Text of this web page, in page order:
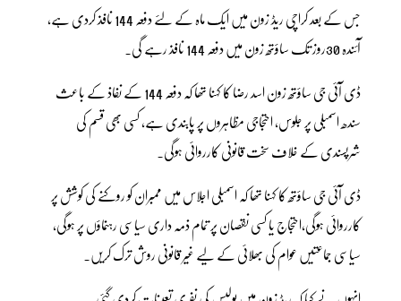
جس کے بعد کراچی ریڈ زون میں ایک ماہ کے لئے دفعہ 144 نافذ کردی ہے،
آئندہ 30روز تک ساؤتھ زون میں دفعہ 144 نافذ رہے گی۔
ڈی آئی جی ساؤتھ زون اسد رضا کا کہنا تھا کہ دفعہ 144 کے نفاذ کے باعث
سندھ اسمبلی پر جلوس، احتجاجی مظاہروں پر پابندی ہے، کسی بھی قسم کی
شرپسندی کے خلاف سخت قانونی کارروائی ہوگی۔
ڈی آئی جی ساؤتھ کا کہنا تھا کہ اسمبلی اجلاس میں ممبران کو روکنے کی کوشش پر
کارروائی ہوگی،احتجاج یا کسی نقصان پر تمام ذمہ داری سیاسی رہنماؤں پر ہوگی،
سیاسی جماعتیں عوام کی بھلائی کے لیے غیر قانونی روش ترک کریں۔